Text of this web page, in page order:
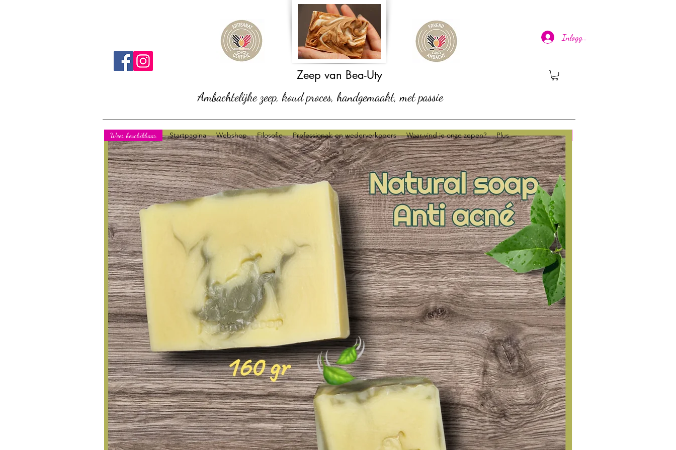
Zeep van Bea-Uty
Inloggen
Ambachtelijke zeep, koud proces, handgemaakt, met passie
Startpagina Webshop Filosofie Professionals en wederverkopers Waar vind je onze zepen? Plus
Weer beschikbaar